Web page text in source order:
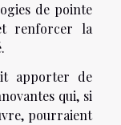
de pointe
renforcer la
apporter de
qui, si
pourraient